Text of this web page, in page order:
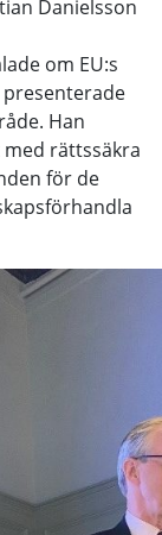
Danielsson
om EU:s
Han
rättssäkra
för de